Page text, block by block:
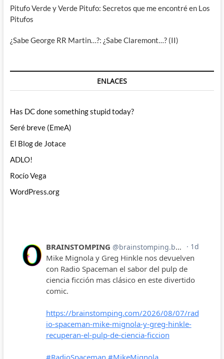
Pitufo Verde y Verde Pitufo: Secretos que me encontré en Los
Pitufos
¿Sabe George RR Martin…?: ¿Sabe Claremont…? (II)
ENLACES
Has DC done something stupid today?
Seré breve (EmeA)
El Blog de Jotace
ADLO!
Rocío Vega
WordPress.org